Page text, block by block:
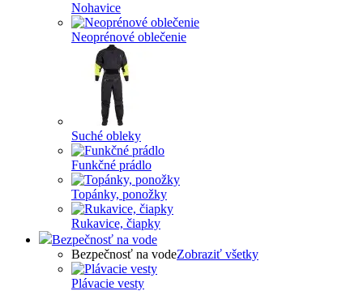
Nohavice
Neoprénové oblečenie
Suché obleky
Funkčné prádlo
Topánky, ponožky
Rukavice, čiapky
Bezpečnosť na vode
Bezpečnosť na vodeZobraziť všetky
Plávacie vesty